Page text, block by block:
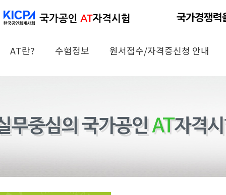
AT란? 수험정보 원서접수/자격증신청 안내